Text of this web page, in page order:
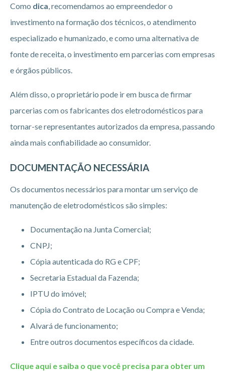
Como dica , recomendamos ao empreendedor o
investimento na formação dos técnicos, o atendimento
especializado e humanizado, e como uma alternativa de
fonte de receita, o investimento em parcerias com empresas
e órgãos públicos.
Além disso, o proprietário pode ir em busca de firmar
parcerias com os fabricantes dos eletrodomésticos para
tornar-se representantes autorizados da empresa, passando
ainda mais confiabilidade ao consumidor.
DOCUMENTAÇÃO NECESSÁRIA
Os documentos necessários para montar um serviço de
manutenção de eletrodomésticos são simples:
Documentação na Junta Comercial;
CNPJ;
Cópia autenticada do RG e CPF;
Secretaria Estadual da Fazenda;
IPTU do imóvel;
Cópia do Contrato de Locação ou Compra e Venda;
Alvará de funcionamento;
Entre outros documentos específicos da cidade.
Clique aqui e saiba o que você precisa para obter um